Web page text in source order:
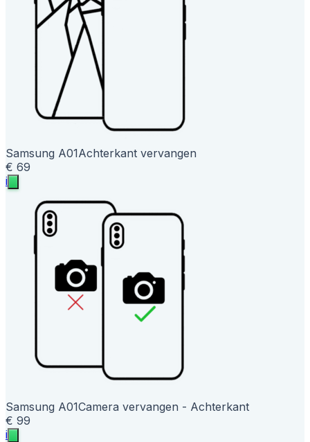
Samsung A01Achterkant vervangen
€ 69
i
Samsung A01Camera vervangen - Achterkant
€ 99
i